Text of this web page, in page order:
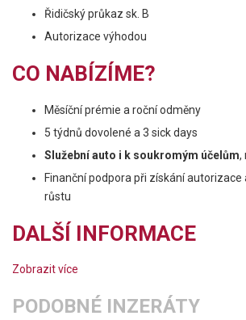
Řidičský průkaz sk. B
Autorizace výhodou
CO NABÍZÍME?
Měsíční prémie a roční odměny
5 týdnů dovolené a 3 sick days
Služební auto i k soukromým účelům,
Finanční podpora při získání
růstu
DALŠÍ INFORMACE
Zobrazit více
PODOBNÉ INZERÁTY